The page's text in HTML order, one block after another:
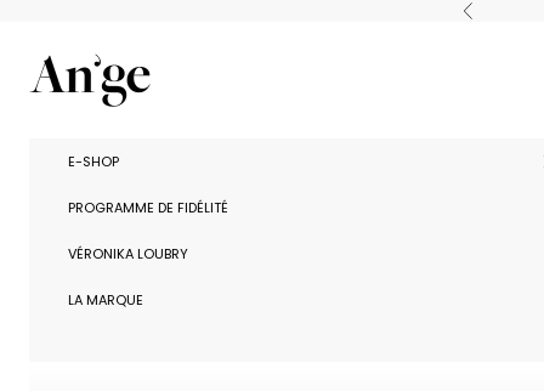
Précédent
Ange Paris
E-SHOP
PROGRAMME DE FIDÉLITÉ
VÉRONIKA LOUBRY
LA MARQUE